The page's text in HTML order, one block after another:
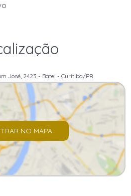
José, 2423 - Batel - Curitiba/PR
NO MAPA